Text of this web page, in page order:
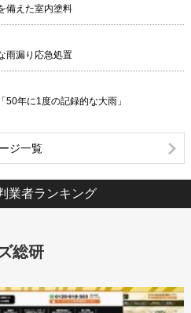
備えた室内塗料
雨漏り応急処置
年に1度の記録的な大雨」
ジ一覧
業者ランキング
総研